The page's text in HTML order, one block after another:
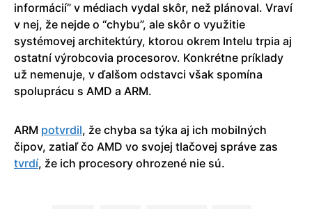
informácií” v médiach vydal skôr, než plánoval. Vraví
v nej, že nejde o “chybu”, ale skôr o využitie
systémovej architektúry, ktorou okrem Intelu trpia aj
ostatní výrobcovia procesorov. Konkrétne príklady
už nemenuje, v ďalšom odstavci však spomína
spoluprácu s AMD a ARM.
ARM potvrdil, že chyba sa týka aj ich mobilných
čipov, zatiaľ čo AMD vo svojej tlačovej správe zas
tvrdí, že ich procesory ohrozené nie sú.